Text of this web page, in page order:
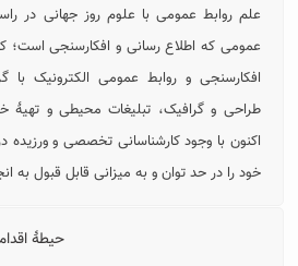
علم روابط عمومی با علوم روز جهانی در
عمومی که اطلاع رسانی و افکارسنجی است؛
افکارسنجی و روابط عمومی الکترونیک
طراحی و گرافیک، تبلیغات محیطی و
اکنون با وجود کارشناسانی تخصصی و
خود را در حد توان و به میزانی قابل قبول به
حیطۀ